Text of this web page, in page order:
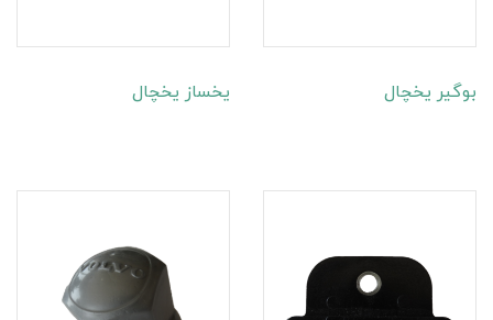
بوگیر یخچال یخساز یخچال